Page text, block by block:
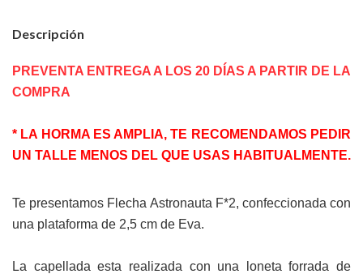
Descripción
PREVENTA ENTREGA A LOS 20 DÍAS A PARTIR DE LA
COMPRA
* LA HORMA ES AMPLIA, TE RECOMENDAMOS PEDIR
UN TALLE MENOS DEL QUE USAS HABITUALMENTE.
Te presentamos Flecha Astronauta F*2, confeccionada con
una plataforma de 2,5 cm de Eva.
La capellada esta realizada con una loneta forrada de